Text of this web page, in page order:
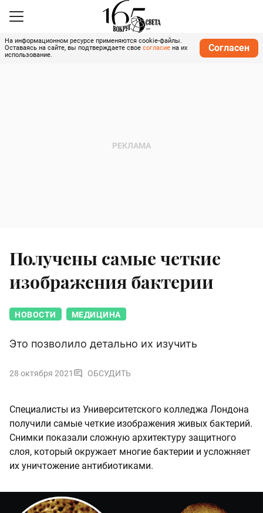
На информационном ресурсе применяются cookie-файлы.
Оставаясь на сайте, вы подтверждаете свое согласие на их
использование.
Согласен
Получены самые четкие
изображения бактерии
НОВОСТИ МЕДИЦИНА
Это позволило детально их изучить
28 октября 2021 ОБСУДИТЬ
Специалисты из Университетского колледжа Лондона
получили самые четкие изображения живых бактерий.
Снимки показали сложную архитектуру защитного
слоя, который окружает многие бактерии и усложняет
их уничтожение антибиотиками.